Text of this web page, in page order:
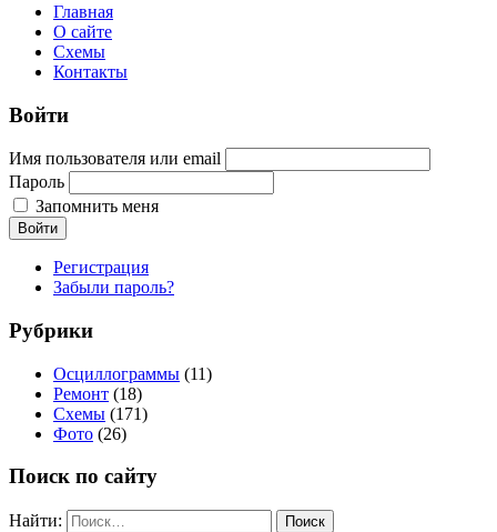
Главная
О сайте
Схемы
Контакты
Войти
Имя пользователя или email
Пароль
Запомнить меня
Войти
Регистрация
Забыли пароль?
Рубрики
Осциллограммы (11)
Ремонт (18)
Схемы (171)
Фото (26)
Поиск по сайту
Найти: